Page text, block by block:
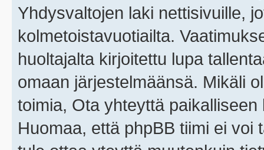
Yhdysvaltojen laki nettisivuille,
kolmetoistavuotiailta.
huoltajalta kirjoitettu lupa
omaan järjestelmäänsä. Mikäli
toimia, Ota yhteyttä
Huomaa, että phpBB tiimi ei voi